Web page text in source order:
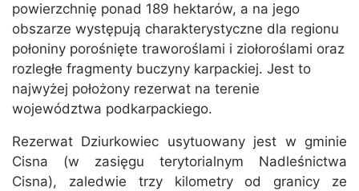
powierzchnię ponad 189 hektarów, a na jego
obszarze występują charakterystyczne dla regionu
połoniny porośnięte traworoślami i ziołoroślami oraz
rozległe fragmenty buczyny karpackiej. Jest to
najwyżej położony rezerwat na terenie
województwa podkarpackiego.
Rezerwat Dziurkowiec usytuowany jest w gminie
Cisna (w zasięgu terytorialnym Nadleśnictwa
Cisna), zaledwie trzy kilometry od granicy ze